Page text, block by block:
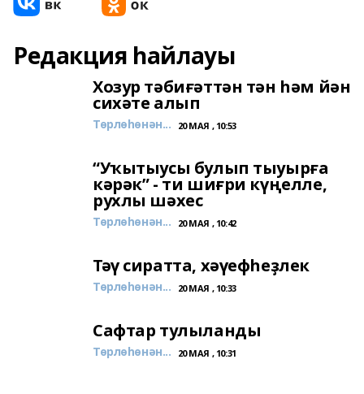
Редакция һайлауы
Хозур тәбиғәттән тән һәм йән
сихәте алып
Төрлөһөнән... 20 МАЯ , 10:53
“Уҡытыусы булып тыуырға
кәрәк” - ти шиғри күңелле,
рухлы шәхес
Төрлөһөнән... 20 МАЯ , 10:42
Тәү сиратта, хәүефһеҙлек
Төрлөһөнән... 20 МАЯ , 10:33
Сафтар тулыланды
Төрлөһөнән... 20 МАЯ , 10:31